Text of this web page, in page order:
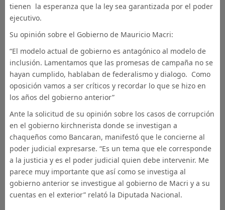
tienen la esperanza que la ley sea garantizada por el poder
ejecutivo.
Su opinión sobre el Gobierno de Mauricio Macri:
“El modelo actual de gobierno es antagónico al modelo de
inclusión. Lamentamos que las promesas de campaña no se
hayan cumplido, hablaban de federalismo y dialogo. Como
oposición vamos a ser críticos y recordar lo que se hizo en
los años del gobierno anterior”
Ante la solicitud de su opinión sobre los casos de corrupción
en el gobierno kirchnerista donde se investigan a
chaqueños como Bancaran, manifestó que le concierne al
poder judicial expresarse. “Es un tema que ele corresponde
a la justicia y es el poder judicial quien debe intervenir. Me
parece muy importante que así como se investiga al
gobierno anterior se investigue al gobierno de Macri y a su
cuentas en el exterior” relató la Diputada Nacional.